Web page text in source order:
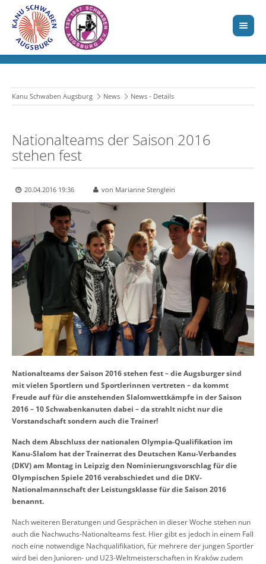
Kanu Schwaben Augsburg News News - Details
Nationalteams der Saison 2016
stehen fest
20.04.2016 19:36 von Marianne Stenglein
Nationalteams der Saison 2016 stehen fest – die Augsburger sind
mit vielen Sportlern und Sportlerinnen vertreten – da kommt
Freude auf für die anstehenden Slalomwettkämpfe in der Saison
2016 – 10 Schwabenkanuten dabei – da strahlt nicht nur die
Vorstandschaft sondern auch die Trainer!
Nach dem Abschluss der nationalen Olympia-Qualifikation im
Kanu-Slalom hat der Trainerrat des Deutschen Kanu-Verbandes
(DKV) am Montag in Leipzig den Nominierungsvorschlag für die
Olympischen Spiele 2016 verabschiedet und die DKV-
Nationalmannschaft der Leistungsklasse für die Saison 2016
benannt.
Nach weiteren Beratungen und Gesprächen in dieser Woche stehen nun
auch die Nachwuchs-Nationalteams fest. Hier gibt es jedoch in einem Fall
noch eine notwendige Nachqualifikation, für mehrere der jungen Sportler
wird bei den Junioren- und U23-Weltmeisterschaften in Kraków zudem